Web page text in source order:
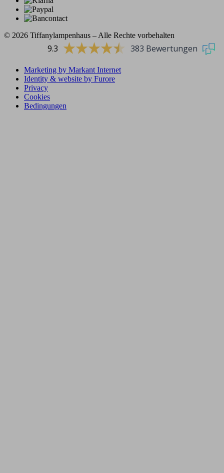
© 2026 Tiffanylampenhaus – Alle Rechte vorbehalten
9.3 383 Bewertungen
Marketing by Markant Internet
Identity & website by Furore
Privacy
Cookies
Bedingungen